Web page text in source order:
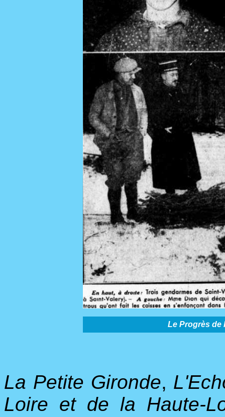
Le Progrès de
La Petite Gironde,
Loire et de la Haute-